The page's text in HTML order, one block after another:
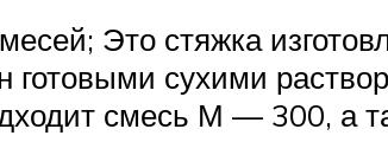
Это стяжка
готовыми сухими
смесь М — 300, а